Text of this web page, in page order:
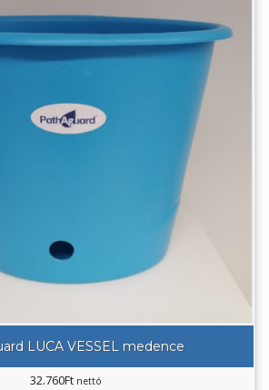
LUCA VESSEL medence
32.760Ft nettó